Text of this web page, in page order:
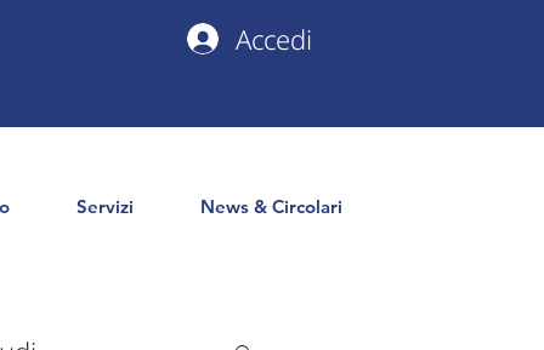
Accedi
Servizi News & Circolari